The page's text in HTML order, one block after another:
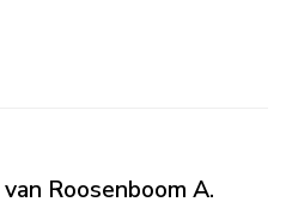
Roosenboom A.